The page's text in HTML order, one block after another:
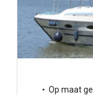
Op maat